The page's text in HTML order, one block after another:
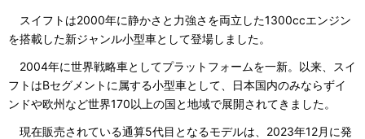
スイフトは2000年に静かさと力強さを両立した1300ccエンジン
を搭載した新ジャンル小型車として登場しました。
2004年に世界戦略車としてプラットフォームを一新。以来、スイ
フトはBセグメントに属する小型車として、日本国内のみならずイ
ンドや欧州など世界170以上の国と地域で展開されてきました。
現在販売されている通算5代目となるモデルは、2023年12月に発